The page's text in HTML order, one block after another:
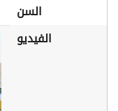
السن
الفيديو